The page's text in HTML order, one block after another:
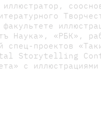
Наука», «РБК»,
проектов
Storytelling
с